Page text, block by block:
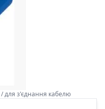
/ для з'єднання кабелю